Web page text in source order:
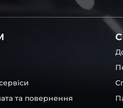
для BMW , у нас є
та повернення